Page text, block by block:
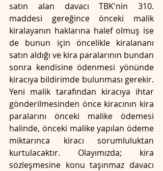
satın alan davacı TBK'nin 310.
maddesi gereğince önceki malik
kiralayanın haklarına halef olmuş ise
de bunun için öncelikle kiralananı
satın aldığı ve kira paralarının bundan
sonra kendisine ödenmesi yönünde
kiracıya bildirimde bulunması gerekir.
Yeni malik tarafından kiracıya ihtar
gönderilmesinden önce kiracının kira
paralarını önceki malike ödemesi
halinde, önceki malike yapılan ödeme
miktarınca kiracı sorumluluktan
kurtulacaktır. Olayımızda; kira
sözleşmesine konu taşınmaz davacı